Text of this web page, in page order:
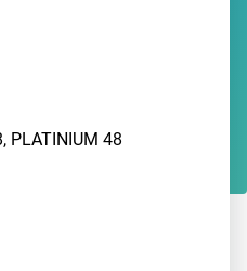
PLATINIUM 48